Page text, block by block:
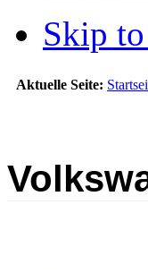
Skip
Aktuelle Seite: